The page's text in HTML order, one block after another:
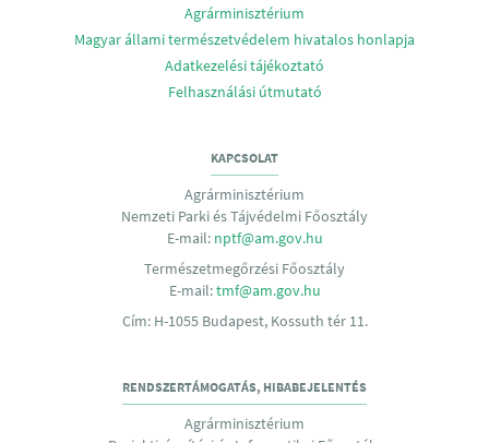
Agrárminisztérium
Magyar állami természetvédelem hivatalos honlapja
Adatkezelési tájékoztató
Felhasználási útmutató
KAPCSOLAT
Agrárminisztérium
Nemzeti Parki és Tájvédelmi Főosztály
E-mail: nptf@am.gov.hu
Természetmegőrzési Főosztály
E-mail:tmf@am.gov.hu
Cím: H-1055 Budapest, Kossuth tér 11.
RENDSZERTÁMOGATÁS, HIBABEJELENTÉS
Agrárminisztérium